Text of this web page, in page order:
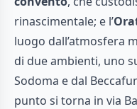
rinascimentale; e l’
luogo dall’atmosfera
di due ambienti, uno
Sodoma e dal
punto si torna in via